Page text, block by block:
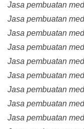
Jasa pembuatan
Jasa pembuatan
Jasa pembuatan
Jasa pembuatan
Jasa pembuatan
Jasa pembuatan
Jasa pembuatan
Jasa pembuatan
Jasa pembuatan